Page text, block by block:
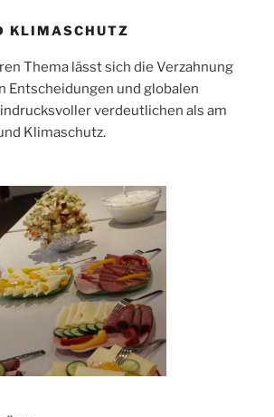
KLIMASCHUTZ
Thema lässt sich die Verzahnung
Entscheidungen und globalen
verdeutlichen als am
Klimaschutz.